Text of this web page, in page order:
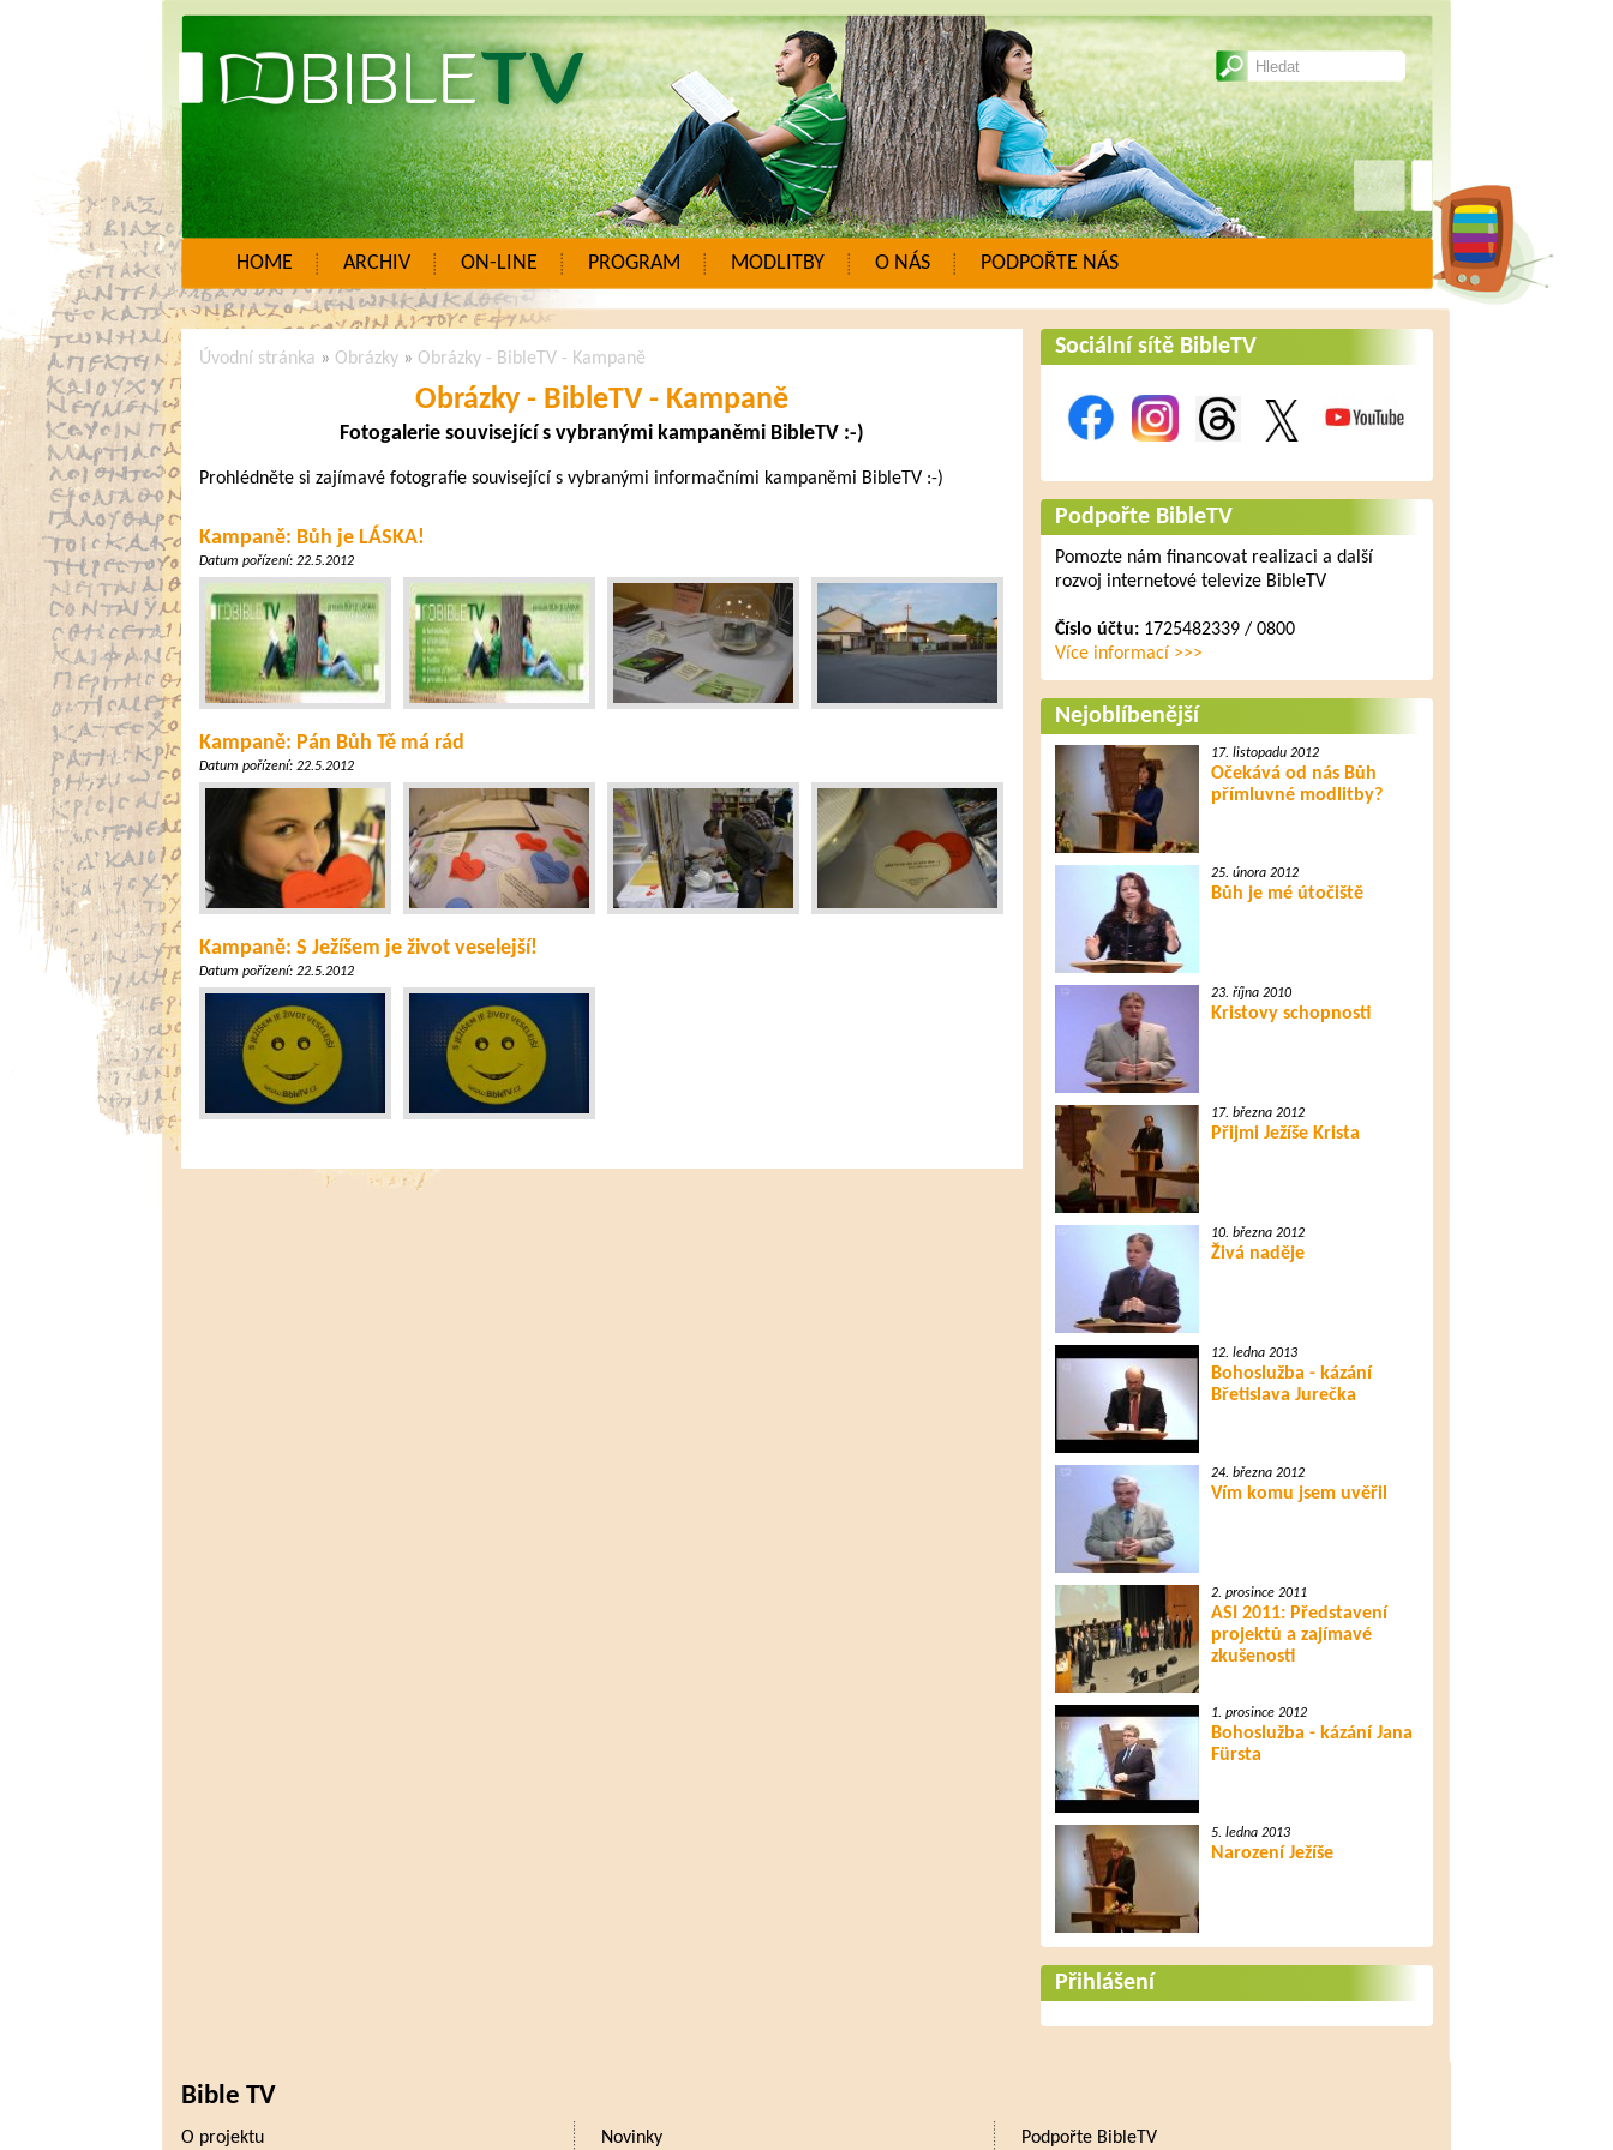
HOME ARCHIV ON-LINE PROGRAM MODLITBY O NÁS PODPOŘTE NÁS
Úvodní stránka » Obrázky» Obrázky - BibleTV - Kampaně
Obrázky - BibleTV - Kampaně
Fotogalerie související s vybranými kampaněmi BibleTV :-)
Prohlédněte si zajímavé fotografie související s vybranými informačními kampaněmi BibleTV :-)
Kampaně: Bůh je LÁSKA!
Datum pořízení: 22.5.2012
Kampaně: Pán Bůh Tě má rád
Datum pořízení: 22.5.2012
Kampaně: S Ježíšem je život veselejší!
Datum pořízení: 22.5.2012
Sociální sítě BibleTV
Podpořte BibleTV
Pomozte nám financovat realizaci a další
rozvoj internetové televize BibleTV
Číslo účtu:1725482339 / 0800
Více informací >>>
Nejoblíbenější
17. listopadu 2012
Očekává od nás Bůh
přímluvné modlitby?
25. února 2012
Bůh je mé útočiště
23. října 2010
Kristovy schopnosti
17. března 2012
Přijmi Ježíše Krista
10. března 2012
Živá naděje
12. ledna 2013
Bohoslužba - kázání
Břetislava Jurečka
24. března 2012
Vím komu jsem uvěřil
2. prosince 2011
ASI 2011: Představení
projektů a zajímavé
zkušenosti
1. prosince 2012
Bohoslužba - kázání Jana
Fürsta
5. ledna 2013
Narození Ježíše
Přihlášení
Bible TV
O projektu Novinky Podpořte BibleTV